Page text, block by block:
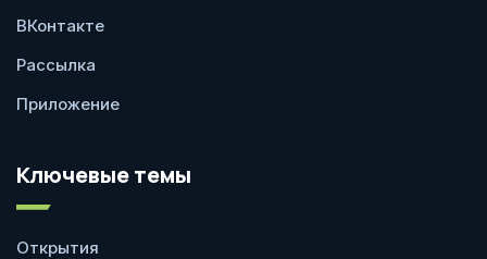
ВКонтакте
Рассылка
Приложение
Ключевые темы
Открытия